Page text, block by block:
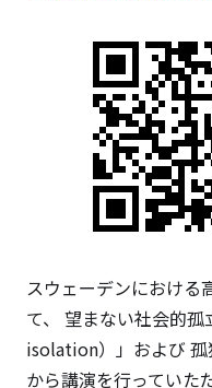
スウェーデンにおける
て、 望まない社会的
isolation）」および
から講演を行っていた